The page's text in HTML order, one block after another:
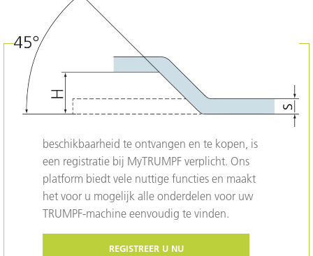
MATERIAALNUMMER
Meld u aan voor de prijsindicatie.
Bent u geïnteresseerd in onze producten?
Om meer informatie over dit product, zoals
beschikbaarheid te ontvangen en te kopen, is
een registratie bij MyTRUMPF verplicht. Ons
platform biedt vele nuttige functies en maakt
het voor u mogelijk alle onderdelen voor uw
TRUMPF-machine eenvoudig te vinden.
REGISTREER U NU